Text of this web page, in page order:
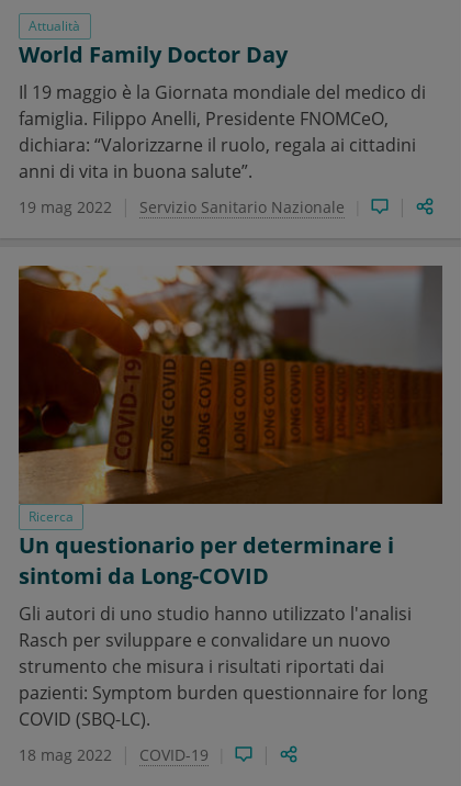
Attualità
World Family Doctor Day
Il 19 maggio è la Giornata mondiale del medico di
famiglia. Filippo Anelli, Presidente FNOMCeO,
dichiara: “Valorizzarne il ruolo, regala ai cittadini
anni di vita in buona salute”.
19 mag 2022 Servizio Sanitario Nazionale
Ricerca
Un questionario per determinare i
sintomi da Long-COVID
Gli autori di uno studio hanno utilizzato l'analisi
Rasch per sviluppare e convalidare un nuovo
strumento che misura i risultati riportati dai
pazienti: Symptom burden questionnaire for long
COVID (SBQ-LC).
18 mag 2022 COVID-19